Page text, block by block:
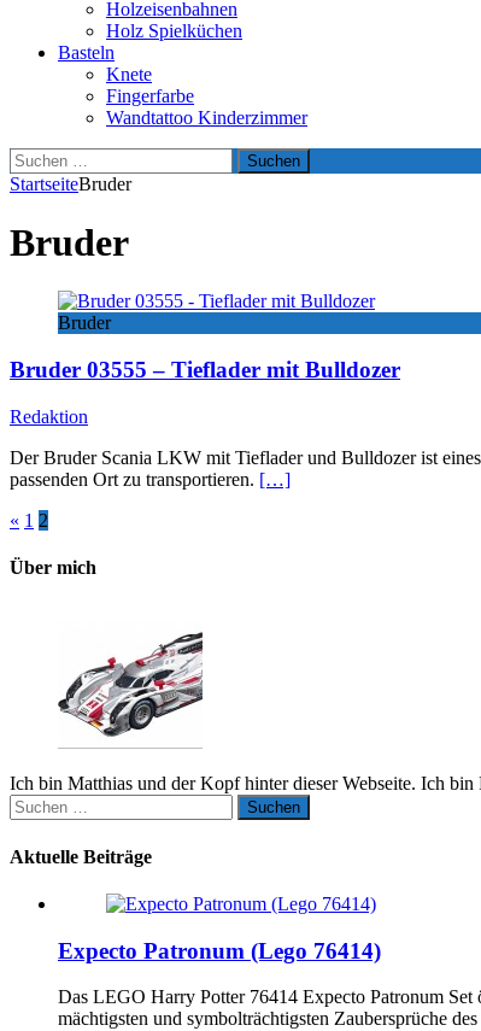
Holzeisenbahnen
Holz Spielküchen
Basteln
Knete
Fingerfarbe
Wandtattoo Kinderzimmer
Suchen
nach:
StartseiteBruder
Bruder
Bruder
Bruder 03555 – Tieflader mit Bulldozer
Redaktion
Der Bruder Scania LKW mit Tieflader und Bulldozer ist
passenden Ort zu transportieren. […]
Seitennummerierung
der
« 1 2
Über mich
Ich bin Matthias und der Kopf hinter dieser Webseite. Ich
Suchen
nach:
Aktuelle Beiträge
Expecto Patronum (Lego 76414)
Das LEGO Harry Potter 76414 Expecto Patronum
mächtigsten und symbolträchtigsten Zaubersprüche